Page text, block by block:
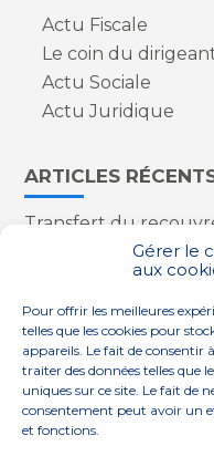
Gérer le
aux
Pour offrir les meilleures
telles que les cookies pour
appareils. Le fait de consentir
traiter des données telles que
uniques sur ce site. Le fait de
consentement peut avoir un
et fonctions.
Actu Fiscale
Le coin du
Actu Sociale
Actu Juridique
ARTICLES
Transfert du
l’Urssaf : des
Appareils
Contrôle de la
Industriels : le point
réglementaires